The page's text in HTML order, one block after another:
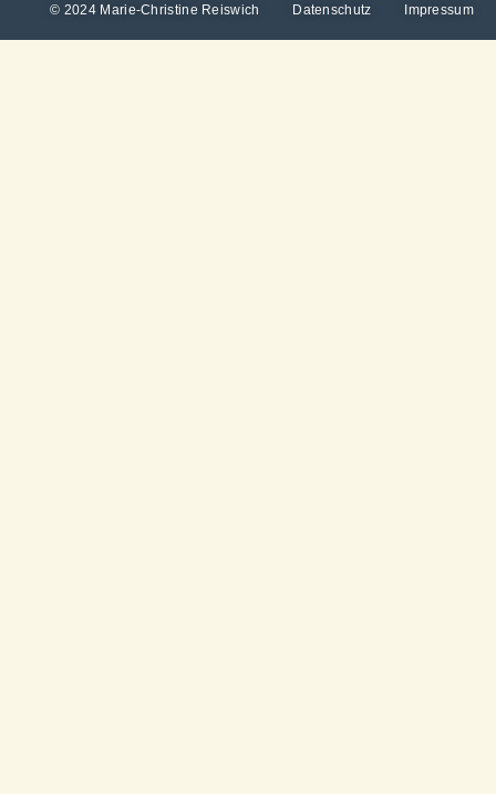
© 2024 Marie-Christine Reiswich Datenschutz Impressum